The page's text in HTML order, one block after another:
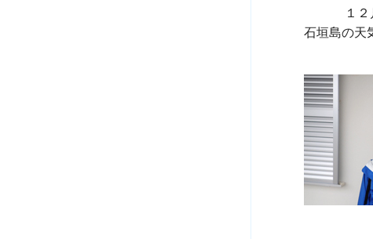
石垣島の天